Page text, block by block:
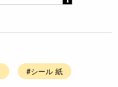
#シール 紙